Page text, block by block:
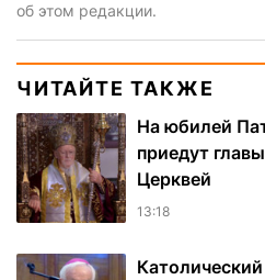
об этом редакции.
ЧИТАЙТЕ ТАКЖЕ
На юбилей
приедут
Церквей
13:18